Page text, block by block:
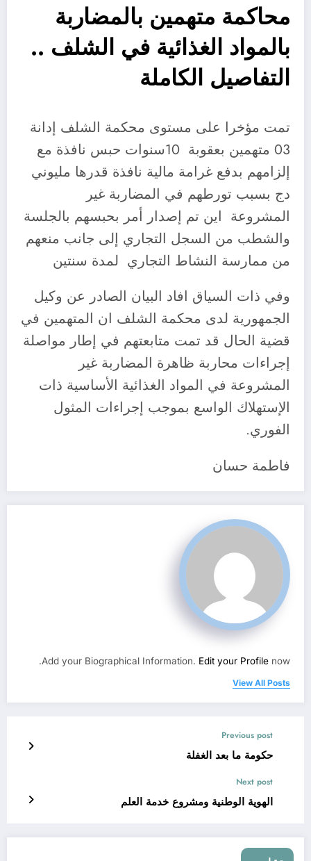
محاكمة متهمين بالمضاربة
بالمواد الغذائية في الشلف ..
التفاصيل الكاملة
تمت مؤخرا على مستوى محكمة الشلف إدانة
03 متهمين بعقوبة 10سنوات حبس نافذة مع
إلزامهم بدفع غرامة مالية نافذة قدرها مليوني
دج بسبب تورطهم في المضاربة غير
المشروعة اين تم إصدار أمر بحبسهم بالجلسة
والشطب من السجل التجاري إلى جانب منعهم
من ممارسة النشاط التجاري لمدة سنتين
وفي ذات السياق افاد البيان الصادر عن وكيل
الجمهورية لدى محكمة الشلف ان المتهمين في
قضية الحال قد تمت متابعتهم في إطار مواصلة
إجراءات محاربة ظاهرة المضاربة غير
المشروعة في المواد الغذائية الأساسية ذات
الإستهلاك الواسع بموجب إجراءات المثول
الفوري.
فاطمة حسان
Add your Biographical Information. Edit your Profile now.
View All Posts
Previous post
حكومة ما بعد الغفلة
Next post
الهوية الوطنية ومشروع خدمة العلم